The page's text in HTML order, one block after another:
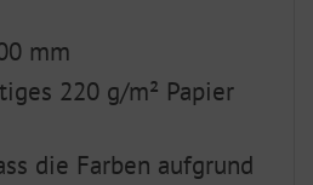
mm
220 g/m² Papier
die Farben aufgrund